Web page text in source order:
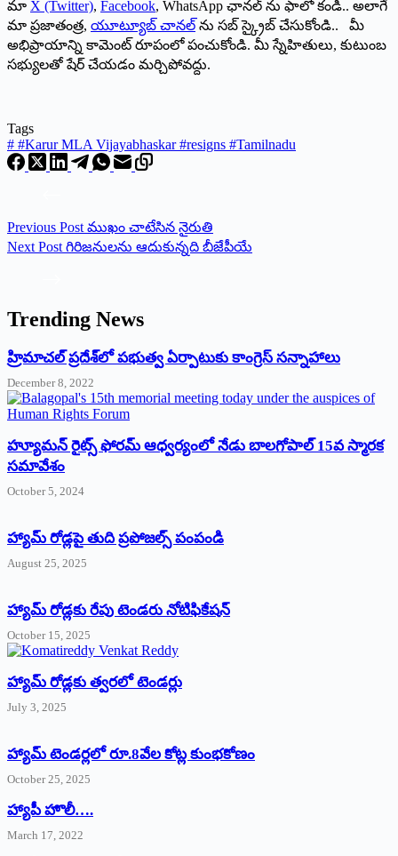
మా X (Twitter), Facebook, WhatsApp ఛానల్ ను ఫాలో కండి.. అలాగే
మా ప్రజాతంత్ర, యూట్యూబ్ చానల్ ను సబ్ స్క్రైబ్ చేసుకోండి.. మీ
అభిప్రాయాన్ని కామెంట్ రూపంలో పంచుకోండి. మీ స్నేహితులు, కుటుంబ
సభ్యులతో షేర్ చేయడం మర్చిపోవద్దు.
Tags
# #Karur MLA Vijayabhaskar #resigns #Tamilnadu
Previous Post ముఖం చాటేసిన నైరుతి
Next Post గిరిజనులను ఆదుకున్నది బీజేపీయే
Trending News
‌హ్రిమాచల్‌ ‌ప్రదేశ్‌లో పభుత్వ ఏర్పాటుకు కాంగ్రెస్‌ ‌సన్నాహాలు
December 8, 2022
హ్యూమన్‌ రైట్స్‌ ఫోరమ్‌ ఆధ్వర్యంలో నేడు బాలగోపాల్‌ 15వ స్మారక
సమావేశం
October 5, 2024
హ్యామ్‌ రోడ్లపై తుది ప్రపోజల్స్‌ పంపండి
August 25, 2025
హ్యామ్‌ రోడ్లకు రేపు టెండరు నోటిఫికేషన్‌
October 15, 2025
హ్యామ్‌ రోడ్లకు త్వరలో టెండర్లు
July 3, 2025
హ్యామ్‌ ‌టెండర్లలో రూ.8వేల కోట్ల కుంభకోణం
October 25, 2025
హ్యాపీ హొలీ….
March 17, 2022